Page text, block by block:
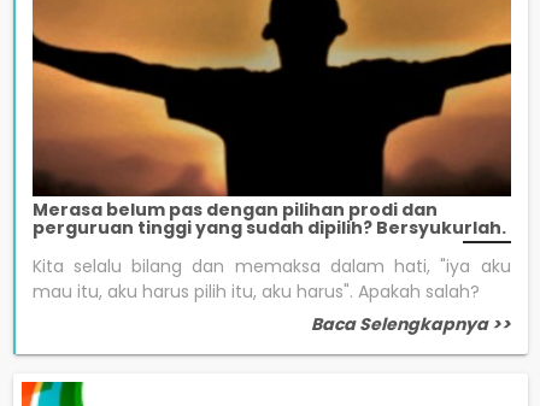
Merasa belum pas dengan pilihan prodi dan
perguruan tinggi yang sudah dipilih? Bersyukurlah.
Kita selalu bilang dan memaksa dalam hati, "iya aku
mau itu, aku harus pilih itu, aku harus". Apakah salah?
Baca Selengkapnya >>